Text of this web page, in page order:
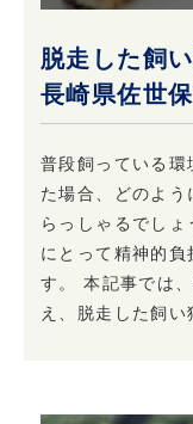
脱走した飼
長崎県佐世
普段飼っている環
た場合、どのよ
らっしゃるでし
にとって精神的負
す。 本記事では
え、脱走した飼